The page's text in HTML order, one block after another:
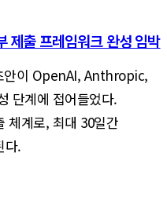
제출 프레임워크 완성 임박
안이 OpenAI, Anthropic,
단계에 접어들었다.
체계로, 최대 30일간
다.